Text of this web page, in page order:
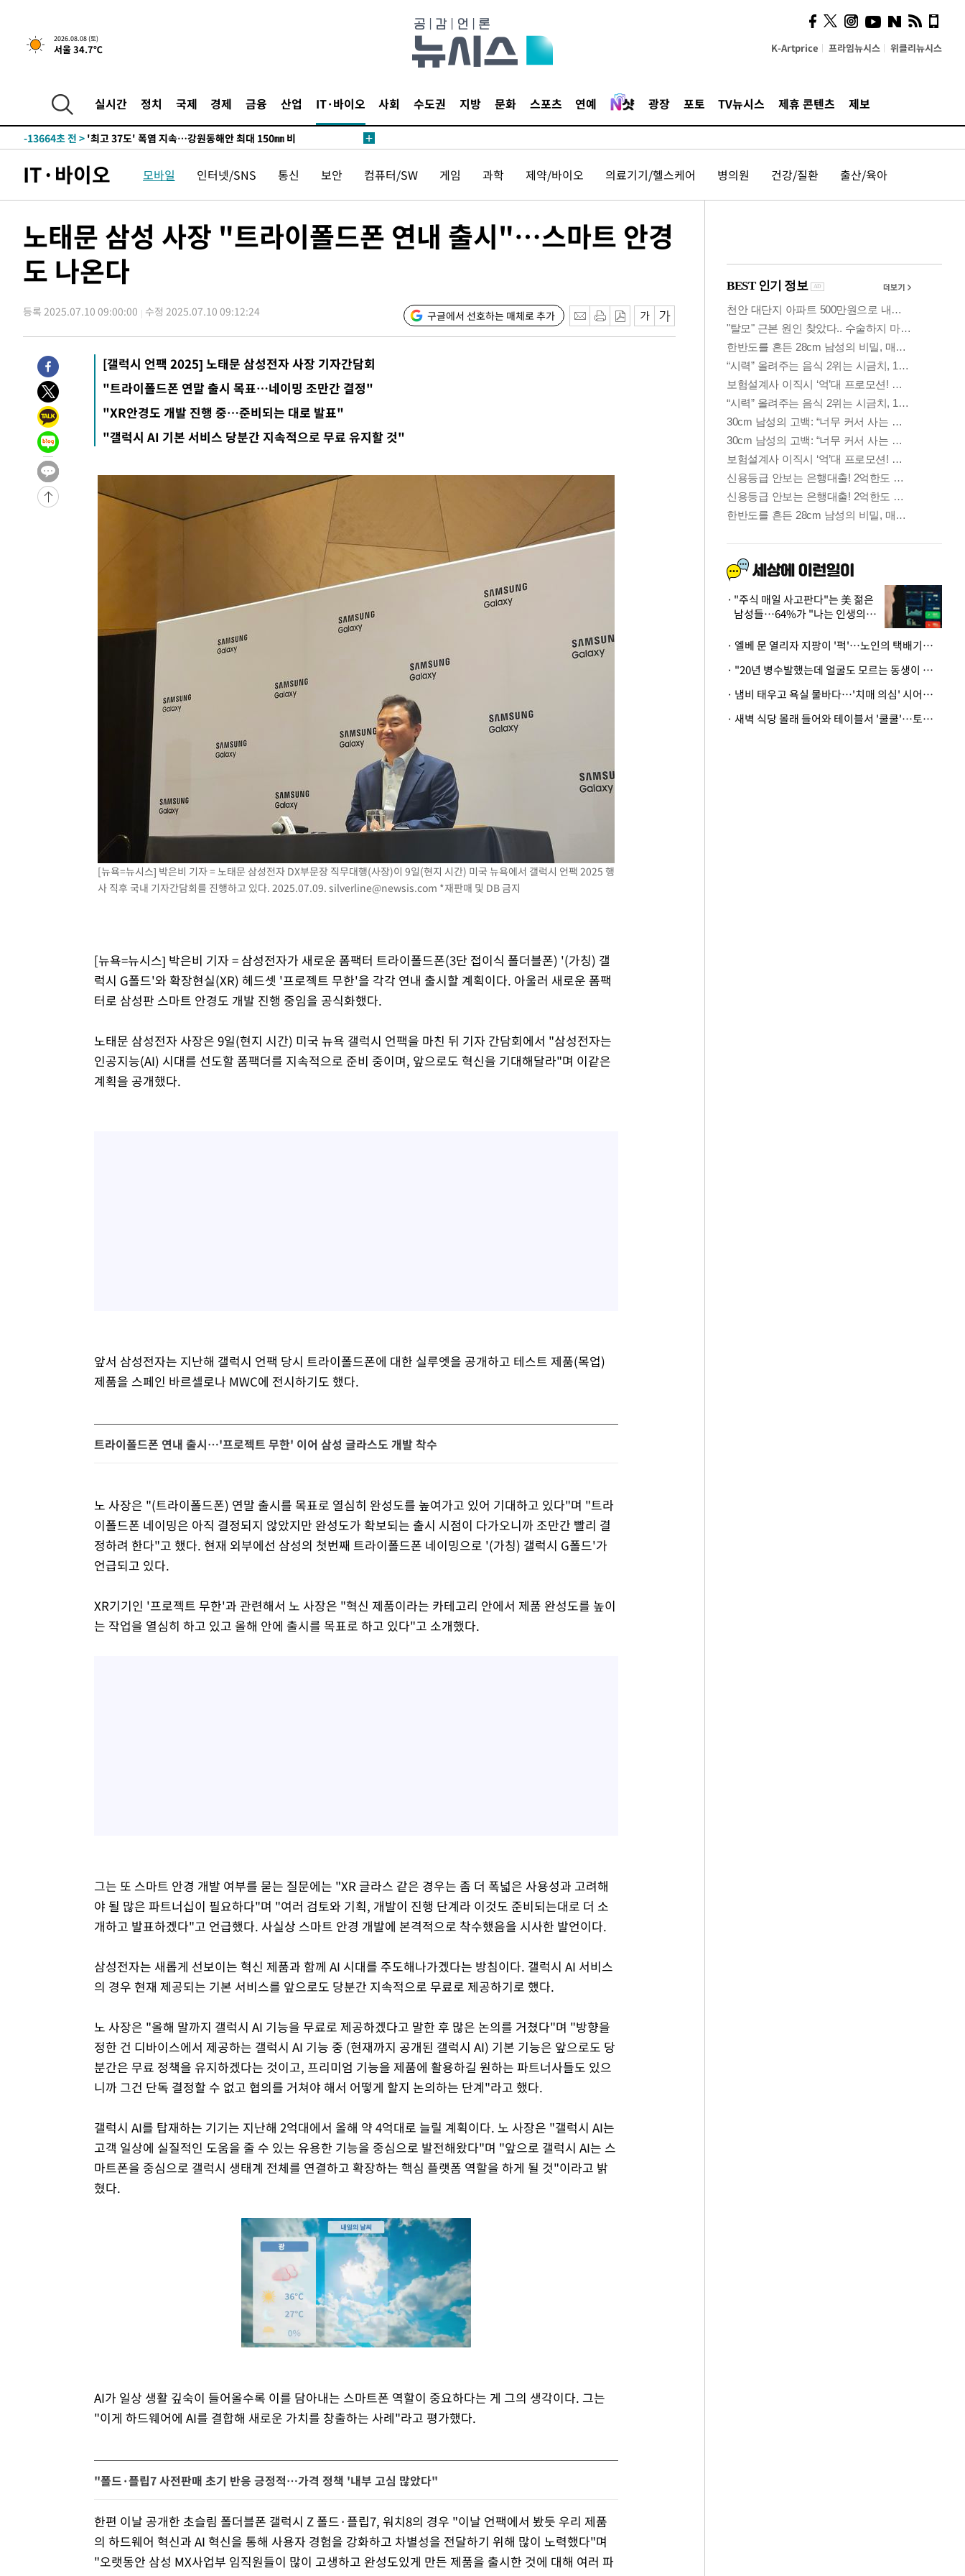
2026.08.08 (토)
서울 34.7℃ K-Artprice 프라임뉴시스 위클리뉴시스
실시간 정치 국제 경제 금융 산업 IT·바이오 사회 수도권 지방 문화 스포츠 연예 광장 포토 TV뉴시스 제휴 콘텐츠 제보
-6810초 전 > [속보]뉴욕증시 상승 마감…S&P 0.6% 나스닥 1.3%↑
주 날씨]
-26526초 전 >
축구협회 "압수수색·성접대 논란 사과…쇄신의 기회로 삼겠다"
-25043초 전 >
송"
-13664초 전 > '최고 37도' 폭염 지속…강원동해안 최대 150㎜ 비
-29528초 전 > 극한폭염 한풀 꺾이지만…'낮 최고 35도' 무더위, 열대야 계속[다음
-26546초 전 >축구협회 "압수수색·성접대 논란 사과…쇄신의 기회로 삼겠다"
송"
-13684초 전 >'최고 37도' 폭염 지속…강원동해안 최대 150㎜ 비
-6810초 전 > [속보]뉴욕증시 상승 마감…S&P 0.6% 나스닥 1.3%↑
IT·바이오 모바일 인터넷/SNS 통신 보안 컴퓨터/SW 게임 과학 제약/바이오 의료기기/헬스케어 병의원 건강/질환 출산/육아
노태문 삼성 사장 "트라이폴드폰 연내 출시"…스마트 안경
도 나온다
등록 2025.07.10 09:00:00 수정 2025.07.10 09:12:24 구글에서 선호하는 매체로 추가
[갤럭시 언팩 2025] 노태문 삼성전자 사장 기자간담회
"트라이폴드폰 연말 출시 목표…네이밍 조만간 결정"
"XR안경도 개발 진행 중…준비되는 대로 발표"
"갤럭시 AI 기본 서비스 당분간 지속적으로 무료 유지할 것"
[뉴욕=뉴시스] 박은비 기자 = 노태문 삼성전자 DX부문장 직무대행(사장)이 9일(현지 시간) 미국 뉴욕에서 갤럭시 언팩 2025 행
사 직후 국내 기자간담회를 진행하고 있다. 2025.07.09. silverline@newsis.com *재판매 및 DB 금지
[뉴욕=뉴시스] 박은비 기자 = 삼성전자가 새로운 폼팩터 트라이폴드폰(3단 접이식 폴더블폰) '(가칭) 갤
럭시 G폴드'와 확장현실(XR) 헤드셋 '프로젝트 무한'을 각각 연내 출시할 계획이다. 아울러 새로운 폼팩
터로 삼성판 스마트 안경도 개발 진행 중임을 공식화했다.
노태문 삼성전자 사장은 9일(현지 시간) 미국 뉴욕 갤럭시 언팩을 마친 뒤 기자 간담회에서 "삼성전자는
인공지능(AI) 시대를 선도할 폼팩더를 지속적으로 준비 중이며, 앞으로도 혁신을 기대해달라"며 이같은
계획을 공개했다.
앞서 삼성전자는 지난해 갤럭시 언팩 당시 트라이폴드폰에 대한 실루엣을 공개하고 테스트 제품(목업)
제품을 스페인 바르셀로나 MWC에 전시하기도 했다.
트라이폴드폰 연내 출시…'프로젝트 무한' 이어 삼성 글라스도 개발 착수
노 사장은 "(트라이폴드폰) 연말 출시를 목표로 열심히 완성도를 높여가고 있어 기대하고 있다"며 "트라
이폴드폰 네이밍은 아직 결정되지 않았지만 완성도가 확보되는 출시 시점이 다가오니까 조만간 빨리 결
정하려 한다"고 했다. 현재 외부에선 삼성의 첫번째 트라이폴드폰 네이밍으로 '(가칭) 갤럭시 G폴드'가
언급되고 있다.
XR기기인 '프로젝트 무한'과 관련해서 노 사장은 "혁신 제품이라는 카테고리 안에서 제품 완성도를 높이
는 작업을 열심히 하고 있고 올해 안에 출시를 목표로 하고 있다"고 소개했다.
그는 또 스마트 안경 개발 여부를 묻는 질문에는 "XR 글라스 같은 경우는 좀 더 폭넓은 사용성과 고려해
야 될 많은 파트너십이 필요하다"며 "여러 검토와 기획, 개발이 진행 단계라 이것도 준비되는대로 더 소
개하고 발표하겠다"고 언급했다. 사실상 스마트 안경 개발에 본격적으로 착수했음을 시사한 발언이다.
삼성전자는 새롭게 선보이는 혁신 제품과 함께 AI 시대를 주도해나가겠다는 방침이다. 갤럭시 AI 서비스
의 경우 현재 제공되는 기본 서비스를 앞으로도 당분간 지속적으로 무료로 제공하기로 했다.
노 사장은 "올해 말까지 갤럭시 AI 기능을 무료로 제공하겠다고 말한 후 많은 논의를 거쳤다"며 "방향을
정한 건 디바이스에서 제공하는 갤럭시 AI 기능 중 (현재까지 공개된 갤럭시 AI) 기본 기능은 앞으로도 당
분간은 무료 정책을 유지하겠다는 것이고, 프리미엄 기능을 제품에 활용하길 원하는 파트너사들도 있으
니까 그건 단독 결정할 수 없고 협의를 거쳐야 해서 어떻게 할지 논의하는 단계"라고 했다.
갤럭시 AI를 탑재하는 기기는 지난해 2억대에서 올해 약 4억대로 늘릴 계획이다. 노 사장은 "갤럭시 AI는
고객 일상에 실질적인 도움을 줄 수 있는 유용한 기능을 중심으로 발전해왔다"며 "앞으로 갤럭시 AI는 스
마트폰을 중심으로 갤럭시 생태계 전체를 연결하고 확장하는 핵심 플랫폼 역할을 하게 될 것"이라고 밝
혔다.
Mute
AI가 일상 생활 깊숙이 들어올수록 이를 담아내는 스마트폰 역할이 중요하다는 게 그의 생각이다. 그는
"이게 하드웨어에 AI를 결합해 새로운 가치를 창출하는 사례"라고 평가했다.
"폴드·플립7 사전판매 초기 반응 긍정적…가격 정책 '내부 고심 많았다"
한편 이날 공개한 초슬림 폴더블폰 갤럭시 Z 폴드·플립7, 워치8의 경우 "이날 언팩에서 봤듯 우리 제품
의 하드웨어 혁신과 AI 혁신을 통해 사용자 경험을 강화하고 차별성을 전달하기 위해 많이 노력했다"며
"오랫동안 삼성 MX사업부 임직원들이 많이 고생하고 완성도있게 만든 제품을 출시한 것에 대해 여러 파
시, 스마트폰 액세서리에
NFC 더했다
"주식 매일 사고판다"는 美 젊은
남성들…64%가 "나는 인생의
· 엘베 문 열리자 지팡이 '퍽'…노인의 택배기사 폭행 이유
· "20년 병수발했는데 얼굴도 모르는 동생이 유산 절반을"…배다른 형제 상속권 있을까
· 냄비 태우고 욕실 물바다…'치매 의심' 시어머니 검사 권유했다가 '날벼락'
· 새벽 식당 몰래 들어와 테이블서 '쿨쿨'…토사물 남기고 사라진 남성